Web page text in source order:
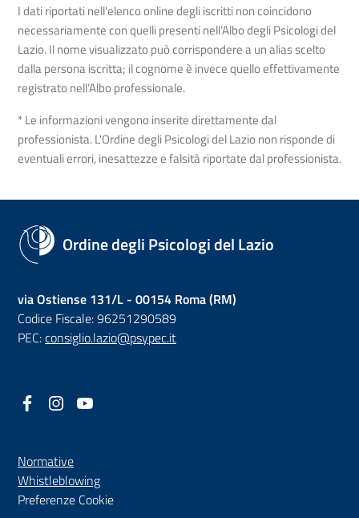
I dati riportati nell'elenco online degli iscritti non coincidono
necessariamente con quelli presenti nell’Albo degli Psicologi del
Lazio. Il nome visualizzato può corrispondere a un alias scelto
dalla persona iscritta; il cognome è invece quello effettivamente
registrato nell’Albo professionale.
* Le informazioni vengono inserite direttamente dal
professionista. L'Ordine degli Psicologi del Lazio non risponde di
eventuali errori, inesattezze e falsità riportate dal professionista.
Ordine degli Psicologi del Lazio
via Ostiense 131/L - 00154 Roma (RM)
Codice Fiscale: 96251290589
PEC:consiglio.lazio@psypec.it
Facebook
(nuova scheda - new tab)
Instagram
(nuova scheda - new tab)
Normative
Whistleblowing(nuova scheda - new tab)
Preferenze Cookie